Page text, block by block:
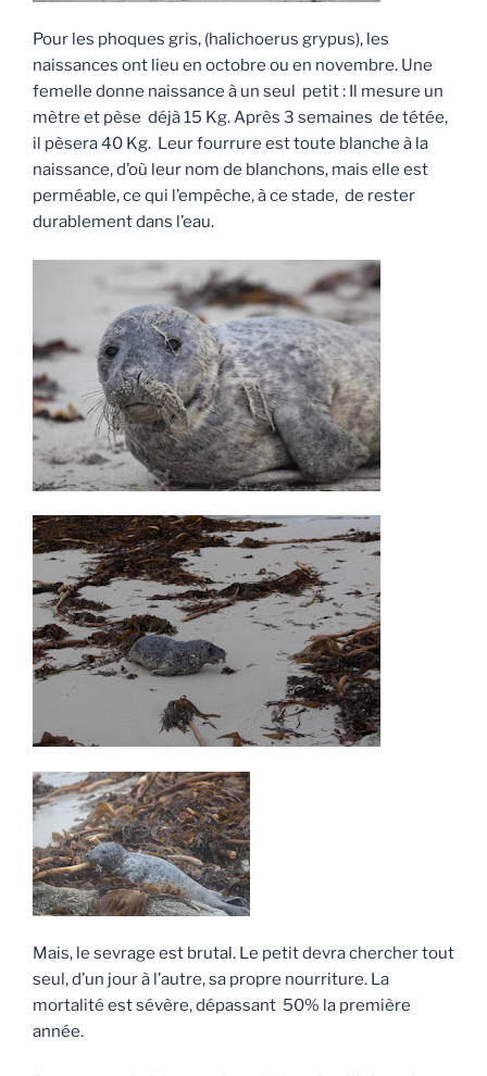
Pour les phoques gris, (halichoerus grypus), les
naissances ont lieu en octobre ou en novembre. Une
femelle donne naissance à un seul petit : Il mesure un
mètre et pèse déjà 15 Kg. Après 3 semaines de tétée,
il pèsera 40 Kg. Leur fourrure est toute blanche à la
naissance, d’où leur nom de blanchons, mais elle est
perméable, ce qui l’empêche, à ce stade, de rester
durablement dans l’eau.
Mais, le sevrage est brutal. Le petit devra chercher tout
seul, d’un jour à l’autre, sa propre nourriture. La
mortalité est sévère, dépassant 50% la première
année.